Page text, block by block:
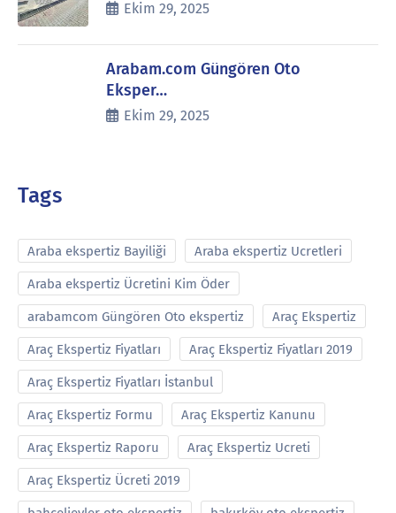
Ekim 29, 2025
Arabam.com Güngören Oto
Eksper…
Ekim 29, 2025
Tags
Araba ekspertiz Bayiliği Araba ekspertiz Ucretleri
Araba ekspertiz Ücretini Kim Öder
arabamcom Güngören Oto ekspertiz Araç Ekspertiz
Araç Ekspertiz Fiyatları Araç Ekspertiz Fiyatları 2019
Araç Ekspertiz Fiyatları İstanbul
Araç Ekspertiz Formu Araç Ekspertiz Kanunu
Araç Ekspertiz Raporu Araç Ekspertiz Ucreti
Araç Ekspertiz Ücreti 2019